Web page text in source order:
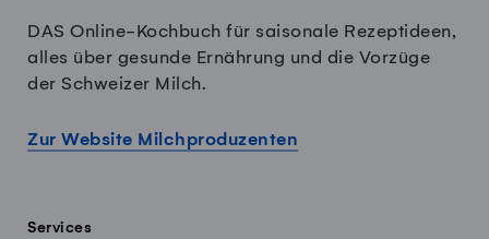
DAS Online-Kochbuch für saisonale Rezeptideen,
alles über gesunde Ernährung und die Vorzüge
der Schweizer Milch.
Zur Website Milchproduzenten
Services